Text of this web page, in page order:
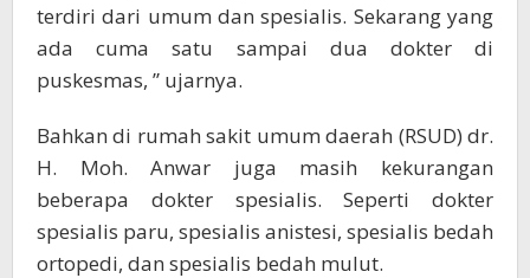
terdiri dari umum dan spesialis. Sekarang yang
ada cuma satu sampai dua dokter di
puskesmas, ” ujarnya.
Bahkan di rumah sakit umum daerah (RSUD) dr.
H. Moh. Anwar juga masih kekurangan
beberapa dokter spesialis. Seperti dokter
spesialis paru, spesialis anistesi, spesialis bedah
ortopedi, dan spesialis bedah mulut.